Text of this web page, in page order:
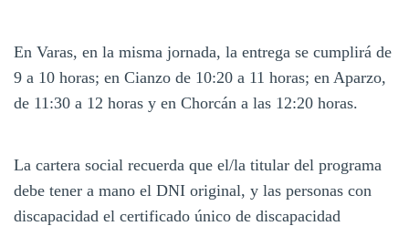
En Varas, en la misma jornada, la entrega se cumplirá de
9 a 10 horas; en Cianzo de 10:20 a 11 horas; en Aparzo,
de 11:30 a 12 horas y en Chorcán a las 12:20 horas.
La cartera social recuerda que el/la titular del programa
debe tener a mano el DNI original, y las personas con
discapacidad el certificado único de discapacidad